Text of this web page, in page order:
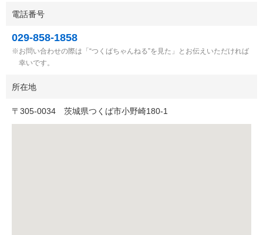
電話番号
029-858-1858
お問い合わせの際は「“つくばちゃんねる”を見た」とお伝えいただければ
幸いです。
所在地
〒 305-0034 茨城県つくば市小野崎180-1